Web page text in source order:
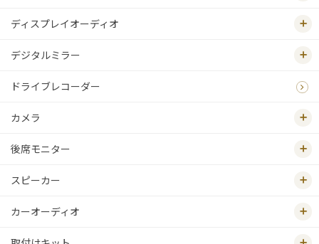
ディスプレイオーディオ
デジタルミラー
ドライブレコーダー
カメラ
後席モニター
スピーカー
カーオーディオ